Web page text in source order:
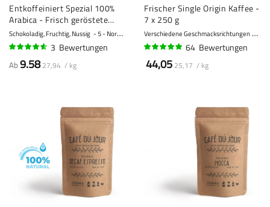
Entkoffeiniert Spezial 100%
Arabica - Frisch geröstete
Kaffeebohnen
Schokoladig, Fruchtig, Nussig 5 - Normal
90%
3 Bewertungen
Ab9.58 27,94 / kg
Frischer Single Origin Kaffee -
7 x 250 g
Verschiedene Geschmacksrichtungen 8 -
95%
64 Bewertungen
44,05 25,17 / kg